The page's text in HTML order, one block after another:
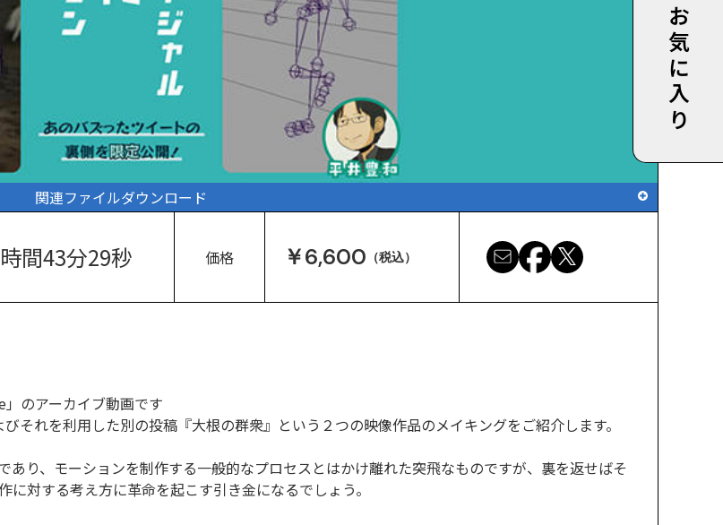
関連ファイルダウンロード
間43分29秒 価格 ￥6,600 （税込）
のアーカイブ動画です
れを利用した別の投稿『大根の群衆』という２つの映像作品のメイキングをご紹介します。
り、モーションを制作する一般的なプロセスとはかけ離れた突飛なものですが、裏を返せばそ
対する考え方に革命を起こす引き金になるでしょう。
お気に入り